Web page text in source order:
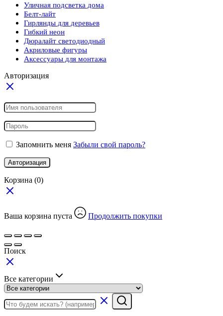
Уличная подсветка дома
Белт-лайт
Гирлянды для деревьев
Гибкий неон
Дюралайт светодиодный
Акриловые фигуры
Аксессуары для монтажа
Авторизация
Запомнить меня Забыли свой пароль?
Авторизация
Корзина (0)
Ваша корзина пуста Продолжить покупки
Поиск
Все категории